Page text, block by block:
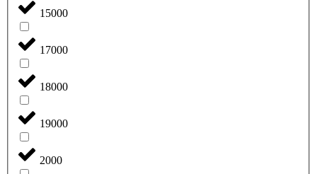
15000
17000
18000
19000
2000